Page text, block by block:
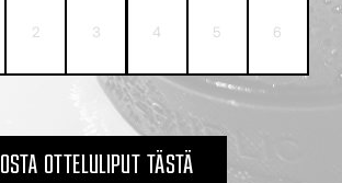
2 3 4 5 6
OSTA OTTELULIPUT TÄSTÄ